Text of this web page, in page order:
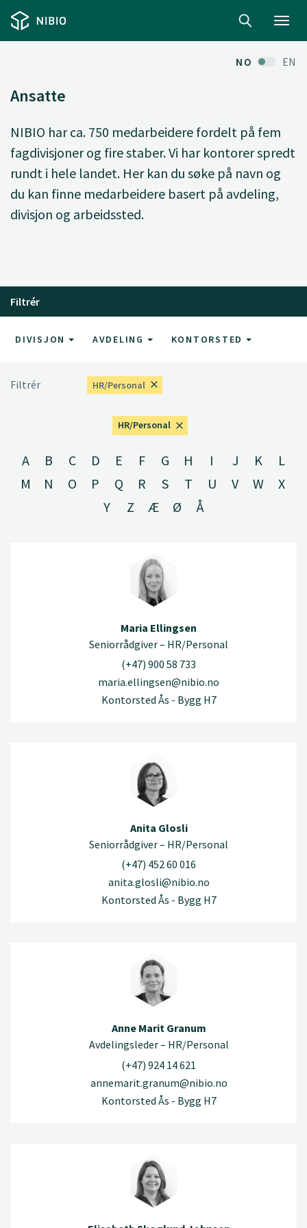
NO EN
Ansatte
NIBIO har ca. 750 medarbeidere fordelt på fem
fagdivisjoner og fire staber. Vi har kontorer spredt
rundt i hele landet. Her kan du søke på navn og
du kan finne medarbeidere basert på avdeling,
divisjon og arbeidssted.
Filtrér
DIVISJON AVDELING KONTORSTED
Filtrér HR/Personal
HR/Personal
A B C D E F G H I J K
L
M
N O P Q R S T U V W
X
Y
Z Æ Ø Å
Maria Ellingsen
Seniorrådgiver – HR/Personal
(+47) 900 58 733
maria.ellingsen@nibio.no
Kontorsted Ås - Bygg H7
Anita Glosli
Seniorrådgiver – HR/Personal
(+47) 452 60 016
anita.glosli@nibio.no
Kontorsted Ås - Bygg H7
Anne Marit Granum
Avdelingsleder – HR/Personal
(+47) 924 14 621
annemarit.granum@nibio.no
Kontorsted Ås - Bygg H7